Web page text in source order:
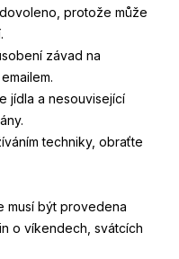
protože může
závad na
jídla a nesouvisející
techniky, obraťte
musí být provedena
o víkendech, svátcích